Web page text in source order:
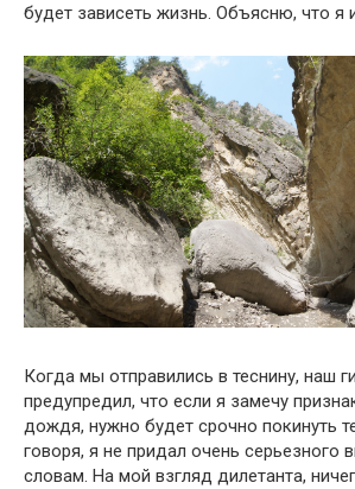
будет зависеть жизнь. Объясню, что я
Когда мы отправились в теснину, наш
предупредил, что если я замечу
дождя, нужно будет срочно покинуть
говоря, я не придал очень серьезного
словам. На мой взгляд дилетанта,